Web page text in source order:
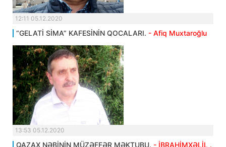
12:11 05.12.2020
“GELATİ SİMA” KAFESİNİN QOCALARI. - Afiq Muxtaroğlu
13:53 05.12.2020
QAZAX NƏBİNİN MÜZƏFFƏR MƏKTUBU. - İBRAHİMXƏLİL .